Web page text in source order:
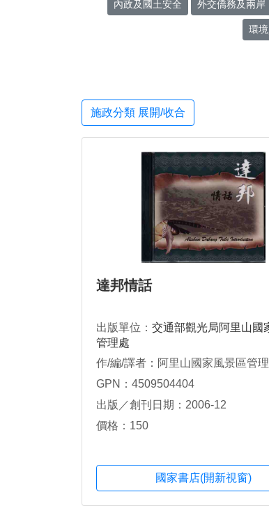
內政及國土安全 外交僑務及兩岸
環
施政分類 展開/收合
達邦情話
出版單位： 交通部觀光局阿里山國
管理處
作/編/譯者：阿里山國家風景區管
GPN：4509504404
出版／創刊日期：2006-12
價格：150
國家書店(開新視窗)